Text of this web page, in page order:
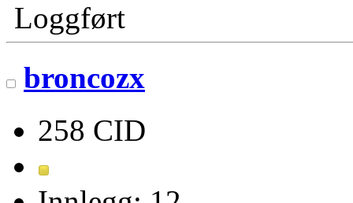
Loggført
broncozx
258 CID